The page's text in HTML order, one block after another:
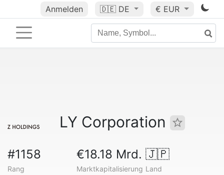
Anmelden 🇩🇪 DE € EUR
LY Corporation
#1158
Rang
€18.18 Mrd.
Marktkapitalisierung
🇯🇵
Land